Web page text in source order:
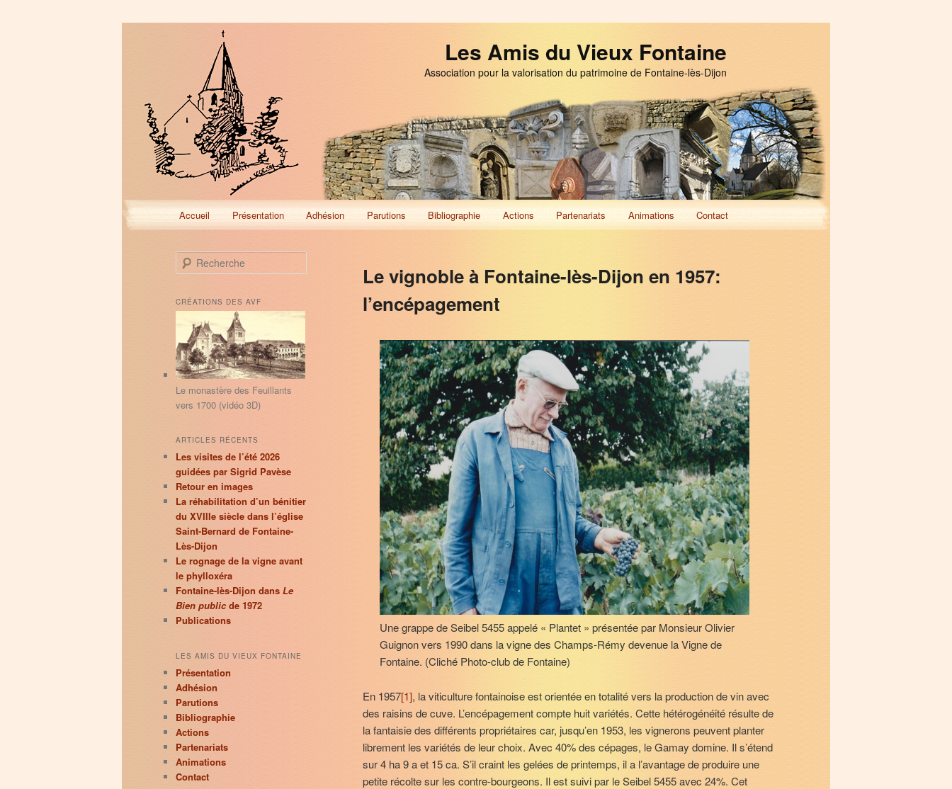
Les Amis du Vieux Fontaine
Association pour la valorisation du patrimoine de Fontaine-lès-Dijon
Menu
principal
Aller
au
principal
Aller
au
secondaire
Accueil Présentation Adhésion Parutions Bibliographie Actions Partenariats Animations Contact
Le vignoble à Fontaine-lès-Dijon en 1957:
l’encépagement
Une grappe de Seibel 5455 appelé « Plantet » présentée par Monsieur Olivier
Guignon vers 1990 dans la vigne des Champs-Rémy devenue la Vigne de
Fontaine. (Cliché Photo-club de Fontaine)
En 1957[1], la viticulture fontainoise est orientée en totalité vers la production de vin avec
des raisins de cuve. L’encépagement compte huit variétés. Cette hétérogénéité résulte de
la fantaisie des différents propriétaires car, jusqu’en 1953, les vignerons peuvent planter
librement les variétés de leur choix. Avec 40% des cépages, le Gamay domine. Il s’étend
sur 4 ha 9 a et 15 ca. S’il craint les gelées de printemps, il a l’avantage de produire une
petite récolte sur les contre-bourgeons. Il est suivi par le Seibel 5455 avec 24%. Cet
e
h
e
h
e
CRÉATIONS DES AVF
Le monastère des Feuillants
vers 1700 (vidéo 3D)
ARTICLES RÉCENTS
Les visites de l’été 2026
guidées par Sigrid Pavèse
Retour en images
La réhabilitation d’un bénitier
du XVIIIe siècle dans l’église
Saint-Bernard de Fontaine-
Lès-Dijon
Le rognage de la vigne avant
le phylloxéra
Fontaine-lès-Dijon dans Le
Bien publicde 1972
Publications
LES AMIS DU VIEUX FONTAINE
Présentation
Adhésion
Parutions
Bibliographie
Actions
Partenariats
Animations
Contact